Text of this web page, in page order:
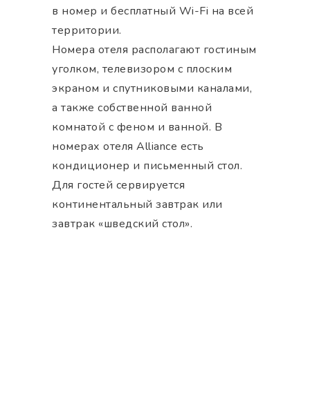
в номер и бесплатный Wi-Fi на всей
территории.
Номера отеля располагают гостиным
уголком, телевизором с плоским
экраном и спутниковыми каналами,
а также собственной ванной
комнатой с феном и ванной. В
номерах отеля Alliance есть
кондиционер и письменный стол.
Для гостей сервируется
континентальный завтрак или
завтрак «шведский стол».